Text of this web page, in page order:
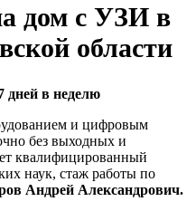
дом c УЗИ в
области
дней в неделю
и цифровым
без выходных и
квалифицированный
наук, стаж работы по
Андрей Александрович.